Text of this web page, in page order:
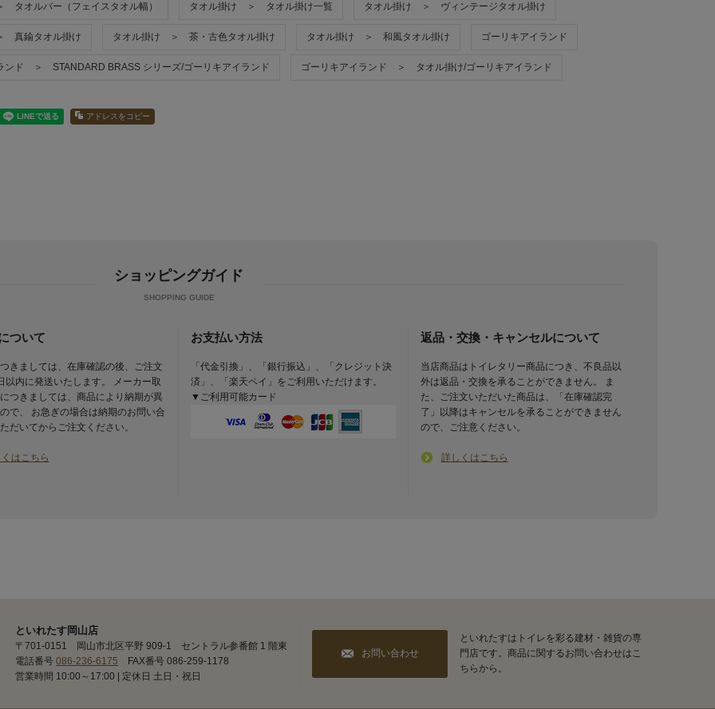
オルバー（フェイスタオル幅） タオル掛け ＞ タオル掛け一覧 タオル掛け ＞ ヴィンテージタオル掛け
真鍮タオル掛け タオル掛け ＞ 茶・古色タオル掛け タオル掛け ＞ 和風タオル掛け ゴーリキアイランド
ンド ＞ STANDARD BRASS シリーズ/ゴーリキアイランド ゴーリキアイランド ＞ タオル掛け/ゴーリキアイランド
アドレスをコピー
ショッピングガイド
ついて
きましては、在庫確認の後、ご注文
以内に発送いたします。 メーカー取
つきましては、商品により納期が異
で、 お急ぎの場合は納期のお問い合
だいてからご注文ください。
はこちら
お支払い方法
「代金引換」、「銀行振込」、「クレジット決
済」、「楽天ペイ」をご利用いただけます。
▼ご利用可能カード
返品・交換・キャンセルについて
当店商品はトイレタリー商品につき、不良品以
外は返品・交換を承ることができません。 ま
た、ご注文いただいた商品は、「在庫確認完
了」以降はキャンセルを承ることができません
ので、ご注意ください。
詳しくはこちら
といれたす岡山店
〒701-0151 岡山市北区平野 909-1 セントラル参番館 1 階東
電話番号 086-236-6175 FAX番号 086-259-1178
営業時間 10:00～17:00 | 定休日 土日・祝日
お問い合わせ
といれたすはトイレを彩る建材・雑貨の専
門店です。商品に関するお問い合わせはこ
ちらから。